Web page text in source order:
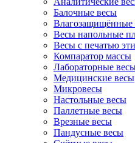
Балочные весы
Влагозащищённые
Весы напольные
Весы с печатью
Компаратор массы
Лабораторные
Медицинские весы
Микровесы
Настольные весы
Паллетные весы
Врезные весы
Пандусные весы